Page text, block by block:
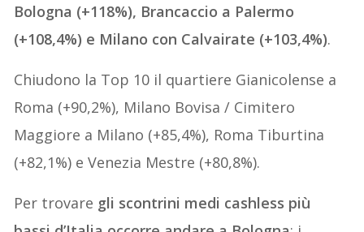
Bologna (+118%), Brancaccio a Palermo
(+108,4%) e Milano con Calvairate (+103,4%).
Chiudono la Top 10 il quartiere Gianicolense a
Roma (+90,2%), Milano Bovisa / Cimitero
Maggiore a Milano (+85,4%), Roma Tiburtina
(+82,1%) e Venezia Mestre (+80,8%).
Per trovare gli scontrini medi cashless più